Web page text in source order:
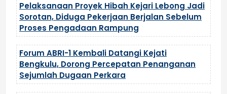
Pelaksanaan Proyek Hibah Kejari Lebong Jadi
Sorotan, Diduga Pekerjaan Berjalan Sebelum
Proses Pengadaan Rampung
Forum ABRI-1 Kembali Datangi Kejati
Bengkulu, Dorong Percepatan Penanganan
Sejumlah Dugaan Perkara